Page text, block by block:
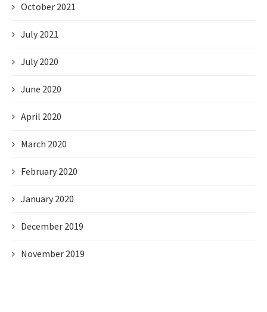
October 2021
July 2021
July 2020
June 2020
April 2020
March 2020
February 2020
January 2020
December 2019
November 2019